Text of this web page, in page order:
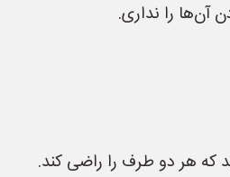
آن‌ها را نداری.
که هر دو طرف را راضی کند.